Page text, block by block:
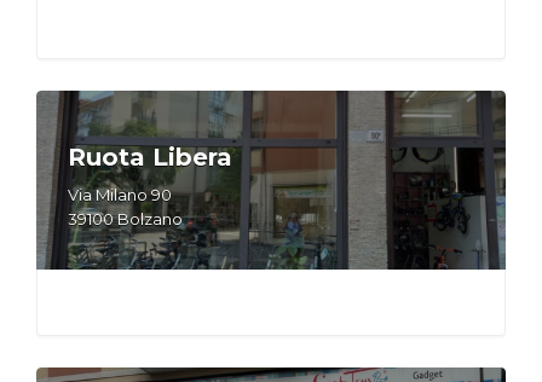
Ruota Libera
Via Milano 90
39100 Bolzano